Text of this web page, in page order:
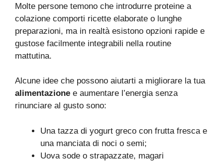
Molte persone temono che introdurre proteine a
colazione comporti ricette elaborate o lunghe
preparazioni, ma in realtà esistono opzioni rapide e
gustose facilmente integrabili nella routine
mattutina.
Alcune idee che possono aiutarti a migliorare la tua
alimentazione e aumentare l’energia senza
rinunciare al gusto sono:
Una tazza di yogurt greco con frutta fresca e
una manciata di noci o semi;
Uova sode o strapazzate, magari